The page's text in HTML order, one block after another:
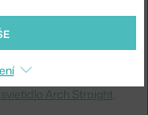
Arch Straight,